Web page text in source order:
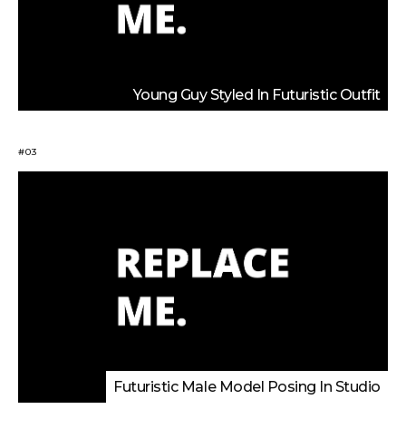
Young Guy Styled In Futuristic Outfit
#03
Futuristic Male Model Posing In Studio